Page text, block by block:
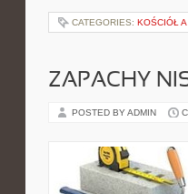
CATEGORIES: KOŚCIÓŁ
ZAPACHY
POSTED BY ADMIN